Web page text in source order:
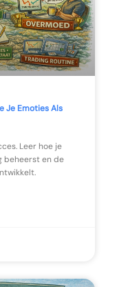
Je Emoties Als
Leer hoe je
beheerst en de